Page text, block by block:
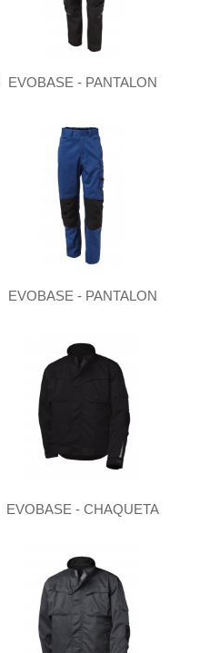
EVOBASE - PANTALON
EVOBASE - PANTALON
EVOBASE - CHAQUETA